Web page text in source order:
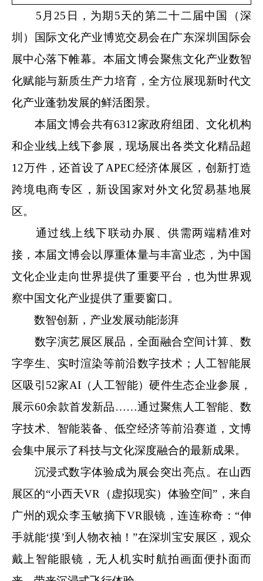
5月25日，为期5天的第二十二届中国（深
圳）国际文化产业博览交易会在广东深圳国际会
展中心落下帷幕。本届文博会聚焦文化产业数智
化赋能与新质生产力培育，全方位展现新时代文
化产业蓬勃发展的鲜活图景。
本届文博会共有6312家政府组团、文化机构
和企业线上线下参展，现场展出各类文化精品超
12万件，还首设了APEC经济体展区，创新打造
跨境电商专区，新设国家对外文化贸易基地展
区。
通过线上线下联动办展、供需两端精准对
接，本届文博会以厚重体量与丰富业态，为中国
文化企业走向世界提供了重要平台，也为世界观
察中国文化产业提供了重要窗口。
数智创新，产业发展动能澎湃
数字演艺展区展品，全面融合空间计算、数
字孪生、实时渲染等前沿数字技术；人工智能展
区吸引52家AI（人工智能）硬件生态企业参展，
展示60余款首发新品……通过聚焦人工智能、数
字技术、智能装备、低空经济等前沿赛道，文博
会集中展示了科技与文化深度融合的最新成果。
沉浸式数字体验成为展会突出亮点。在山西
展区的“小西天VR（虚拟现实）体验空间”，来自
广州的观众李玉敏摘下VR眼镜，连连称奇：“伸
手就能‘摸’到人物衣袖！”在深圳宝安展区，观众
戴上智能眼镜，无人机实时航拍画面便扑面而